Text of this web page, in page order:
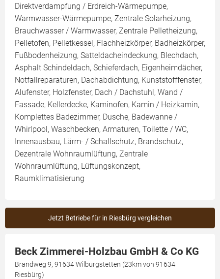
Direktverdampfung / Erdreich-Wärmepumpe,
Warmwasser-Wärmepumpe, Zentrale Solarheizung,
Brauchwasser / Warmwasser, Zentrale Pelletheizung,
Pelletofen, Pelletkessel, Flachheizkörper, Badheizkörper,
Fußbodenheizung, Satteldacheindeckung, Blechdach,
Asphalt Schindeldach, Schieferdach, Eigenheimdächer,
Notfallreparaturen, Dachabdichtung, Kunststofffenster,
Alufenster, Holzfenster, Dach / Dachstuhl, Wand /
Fassade, Kellerdecke, Kaminofen, Kamin / Heizkamin,
Komplettes Badezimmer, Dusche, Badewanne /
Whirlpool, Waschbecken, Armaturen, Toilette / WC,
Innenausbau, Lärm- / Schallschutz, Brandschutz,
Dezentrale Wohnraumlüftung, Zentrale
Wohnraumlüftung, Lüftungskonzept,
Raumklimatisierung
Jetzt Betriebe für in Riesbürg vergleichen
Beck Zimmerei-Holzbau GmbH & Co KG
Brandweg 9, 91634 Wilburgstetten (23km von 91634
Riesbürg)